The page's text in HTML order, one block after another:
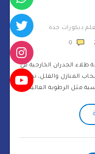
ديكورات جدة
0
طلاء الجدران الخارجية في
المنازل والفلل، نظرًا
مثل الرطوبة العالية…